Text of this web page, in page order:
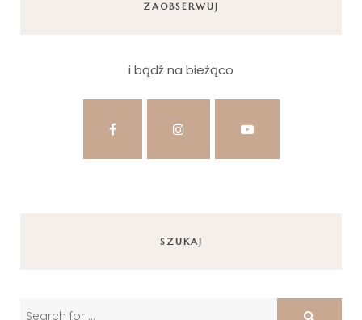
ZAOBSERWUJ
i bądź na bieżąco
SZUKAJ